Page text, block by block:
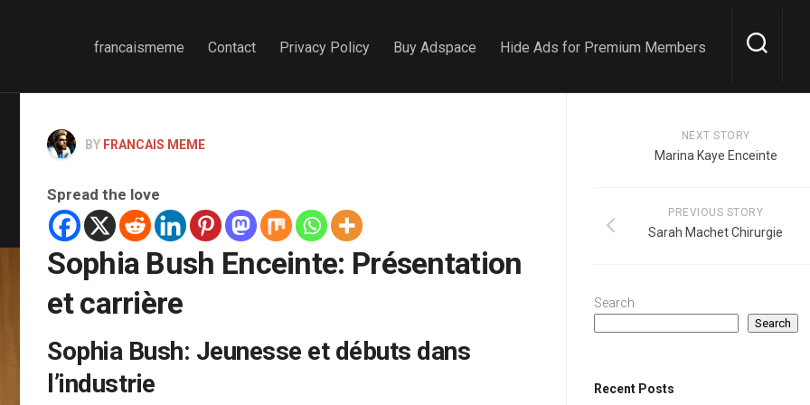
francaismeme Contact Privacy Policy Buy Adspace Hide Ads for Premium Members
BY FRANCAIS MEME
Spread the love
Sophia Bush Enceinte: Présentation
et carrière
Sophia Bush: Jeunesse et débuts dans
l’industrie
NEXT STORY
Marina Kaye Enceinte
PREVIOUS STORY
Sarah Machet Chirurgie
Search
Search
Recent Posts